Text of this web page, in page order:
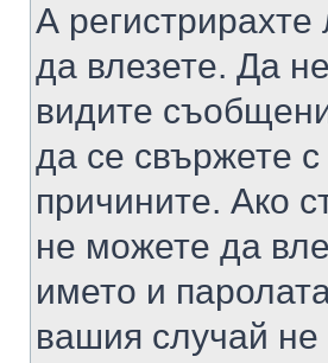
А
да влезете. Да
видите
да се свържете
причините. Ако
не можете да
името и
вашия случай не